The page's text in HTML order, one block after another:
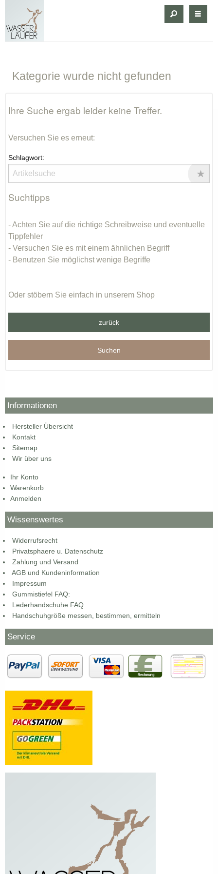
Kategorie wurde nicht gefunden
Ihre Suche ergab leider keine Treffer.
Versuchen Sie es erneut:
Schlagwort:
Suchtipps
- Achten Sie auf die richtige Schreibweise und eventuelle
Tippfehler
- Versuchen Sie es mit einem ähnlichen Begriff
- Benutzen Sie möglichst wenige Begriffe
Oder stöbern Sie einfach in unserem Shop
zurück
Suchen
Informationen
Hersteller Übersicht
Kontakt
Sitemap
Wir über uns
Ihr Konto
Warenkorb
Anmelden
Wissenswertes
Widerrufsrecht
Privatsphaere u. Datenschutz
Zahlung und Versand
AGB und Kundeninformation
Impressum
Gummistiefel FAQ:
Lederhandschuhe FAQ
Handschuhgröße messen, bestimmen, ermitteln
Service